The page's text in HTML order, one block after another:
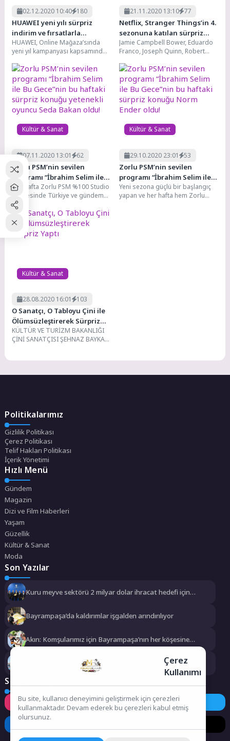
02.12.2020 10:40 180
​HUAWEI yeni yılı sürpriz
indirim ve fırsatlarla
karşılıyor
HUAWEI, Online Mağaza’sında
yeni yıl kampanyası kapsamında
kampanyalar sunuyor. En sevilen...
21.11.2020 13:10 77
Netflix, Stranger Things’in 4.
sezonuna katılan sürpriz
isimleri duyurdu
Jamie Campbell Bower, Eduardo
Franco, Joseph Quinn, Robert
Mason Dye, Nikola Djuricko...
Kültür & Sanat
07.11.2020 13:01 62
Zorlu PSM’nin sevilen
programı “İbrahim Selim ile
Bu Gece”nin bu haftaki
sürpriz konuğu yetenekli
oyuncu Seda Bakan oldu!
Her hafta Zorlu PSM %100 Studio
sahnesinde Türkiye ve gündeme
dair konuları ve farklı ilgi...
Kültür & Sanat
29.10.2020 23:01 53
Zorlu PSM’nin sevilen
programı “İbrahim Selim ile
Bu Gece”nin bu haftaki
sürpriz konuğu Norm Ender
Yeni sezona güçlü bir başlangıç
yapan ve her hafta hem Zorlu
Kültür & Sanat
28.08.2020 16:01 103
O Sanatçı, O Tabloyu Çini ile
Ölümsüzleştirerek Sürpriz
Yaptı
KÜLTÜR VE TURİZM BAKANLIĞI
ÇİNİ SANATÇISI ŞEHNAZ BAYKAL
Politikalarımız
Gizlilik Politikası
Çerez Politikası
Telif Hakları Politikası
İçerik Yönetimi
Hızlı Menü
Gündem
Magazin
Dizi ve Film Haberleri
Yaşam
Güzellik
Kültür & Sanat
Moda
Son Yazılar
Kuru meyve sektörü 2 milyar dolar ihracat hedefi için
Bayrampaşa’da kaldırımlar işgalden arındırılıyor
Akın: Komşularımız için Bayrampaşa’nın her köşesine
dokunuyoruz
Nilüfer’de kaldırımlar temizlendi
Sosyal Medya
Instagram Facebook Twitter
Çerez
Kullanımı
Bu site, kullanıcı deneyimini geliştirmek için çerezleri
kullanmaktadır. Devam ederek bu çerezleri kabul etmiş
olursunuz.